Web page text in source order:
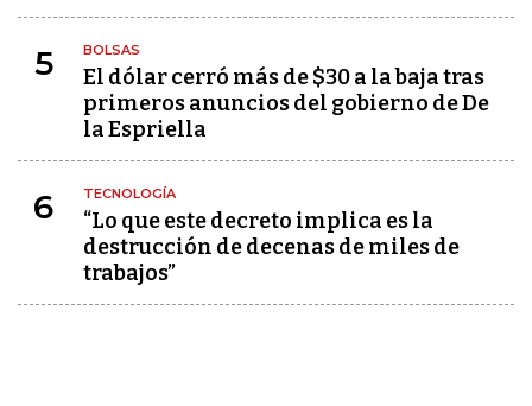
5 BOLSAS
El dólar cerró más de $30 a la baja tras
primeros anuncios del gobierno de De
la Espriella
6 TECNOLOGÍA
“Lo que este decreto implica es la
destrucción de decenas de miles de
trabajos”